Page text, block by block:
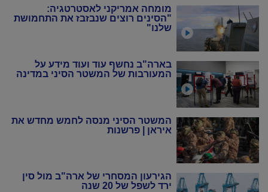
מומחה אמריקני לאסטרטגיה:
"הסינים רוצים שנבזבז את התחמושת
שלנו"
בארה"ב נחשף עוד ועוד מידע על
המעורבות של המשטר הסיני במדינה
המשטר הסיני מנסה לחמש מחדש את
איראן | פרשנות
הגירעון המסחרי של ארה"ב מול סין
ירד לשפל של 20 שנה